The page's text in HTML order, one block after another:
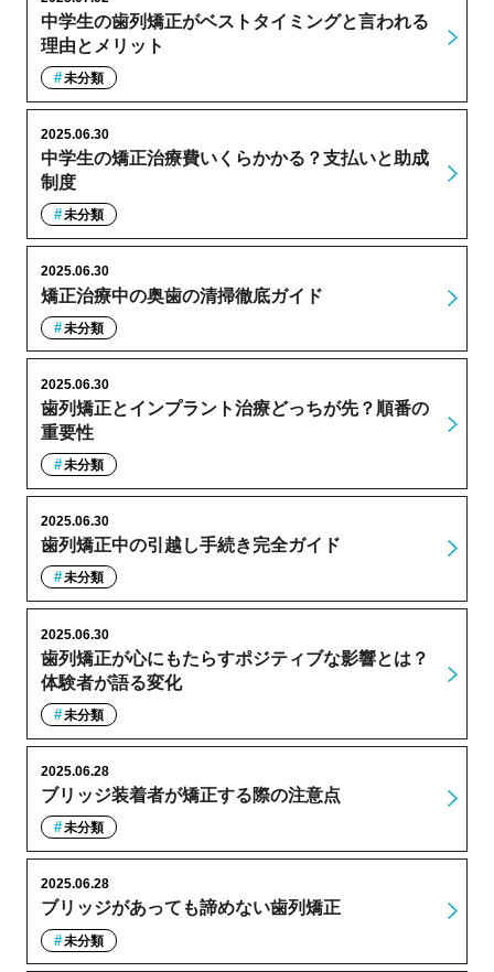
中学生の歯列矯正がベストタイミングと言われる
理由とメリット
未分類
中学生の矯正治療費いくらかかる？支払いと助成
制度
2025.06.30
未分類
矯正治療中の奥歯の清掃徹底ガイド
2025.06.30
未分類
歯列矯正とインプラント治療どっちが先？順番の
重要性
2025.06.30
未分類
歯列矯正中の引越し手続き完全ガイド
2025.06.30
未分類
歯列矯正が心にもたらすポジティブな影響とは？
体験者が語る変化
2025.06.30
未分類
ブリッジ装着者が矯正する際の注意点
2025.06.28
未分類
ブリッジがあっても諦めない歯列矯正
2025.06.28
未分類